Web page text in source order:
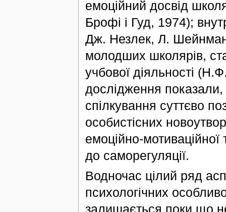
емоційний досвід
Брофі і Гуд, 1974);
Дж. Незлек, Л.
молодших школярів,
учбової діяльності
дослідження показали,
спілкування суттєво
особистісних
емоційно-мотиваційної
до саморегуляції.
Водночас цілий ряд
психологічних
залишається поки що